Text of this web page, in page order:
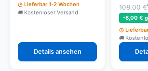
Lieferbar 1-2 Wochen
Kostenloser Versand
Details ansehen
108,00 €
-8,00 €